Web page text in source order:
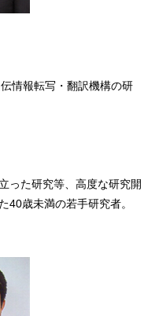
情報転写・翻訳機構の研
った研究等、高度な研究開
40歳未満の若手研究者。